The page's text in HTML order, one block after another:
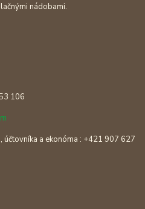
nádobami.
106
účtovníka a ekonóma : +421 907 627